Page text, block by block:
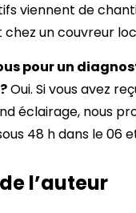
viennent de
un couvreur
pour un
Oui. Si vous avez
éclairage, nous
48 h dans le 06
l’auteur